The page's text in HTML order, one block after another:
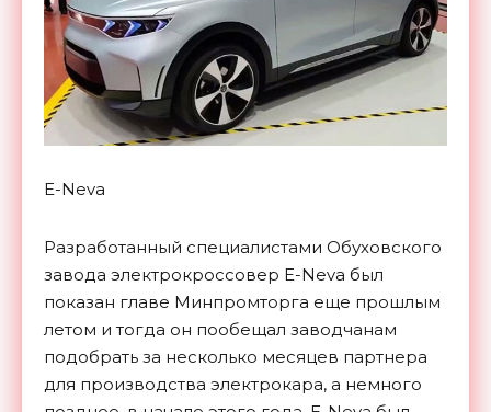
E-Neva
Разработанный специалистами Обуховского
завода электрокроссовер E-Neva был
показан главе Минпромторга еще прошлым
летом и тогда он пообещал заводчанам
подобрать за несколько месяцев партнера
для производства электрокара, а немного